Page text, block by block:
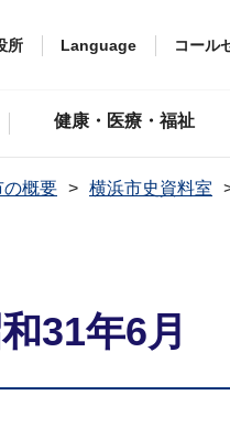
所 Language コール
健康・医療・福祉
の概要 横浜市史資料室
31年6月